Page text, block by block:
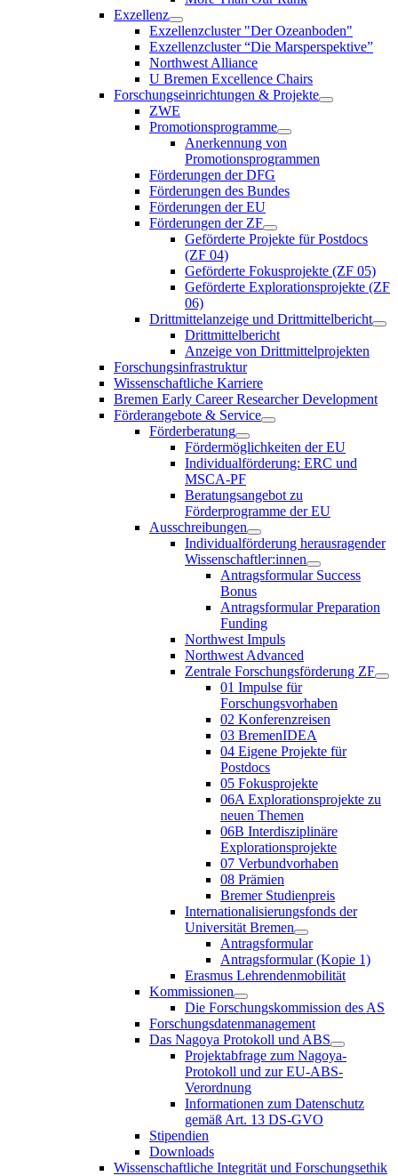
Exzellenz
Exzellenzcluster "Der Ozeanboden"
Exzellenzcluster “Die Marsperspektive”
Northwest Alliance
U Bremen Excellence Chairs
Forschungseinrichtungen & Projekte
ZWE
Promotionsprogramme
Anerkennung von
Promotionsprogrammen
Förderungen der DFG
Förderungen des Bundes
Förderungen der EU
Förderungen der ZF
Geförderte Projekte für Postdocs
(ZF 04)
Geförderte Fokusprojekte (ZF 05)
Geförderte Explorationsprojekte (ZF
06)
Drittmittelanzeige und Drittmittelbericht
Drittmittelbericht
Anzeige von Drittmittelprojekten
Forschungsinfrastruktur
Wissenschaftliche Karriere
Bremen Early Career Researcher Development
Förderangebote & Service
Förderberatung
Fördermöglichkeiten der EU
Individualförderung: ERC und
MSCA-PF
Beratungsangebot zu
Förderprogramme der EU
Ausschreibungen
Individualförderung herausragender
Wissenschaftler:innen
Antragsformular Success
Bonus
Antragsformular Preparation
Funding
Northwest Impuls
Northwest Advanced
Zentrale Forschungsförderung ZF
01 Impulse für
Forschungsvorhaben
02 Konferenzreisen
03 BremenIDEA
04 Eigene Projekte für
Postdocs
05 Fokusprojekte
06A Explorationsprojekte zu
neuen Themen
06B Interdisziplinäre
Explorationsprojekte
07 Verbundvorhaben
08 Prämien
Bremer Studienpreis
Internationalisierungsfonds der
Universität Bremen
Antragsformular
Antragsformular (Kopie 1)
Erasmus Lehrendenmobilität
Kommissionen
Die Forschungskommission des AS
Forschungsdatenmanagement
Das Nagoya Protokoll und ABS
Projektabfrage zum Nagoya-
Protokoll und zur EU-ABS-
Verordnung
Informationen zum Datenschutz
gemäß Art. 13 DS-GVO
Stipendien
Downloads
Wissenschaftliche Integrität und Forschungsethik